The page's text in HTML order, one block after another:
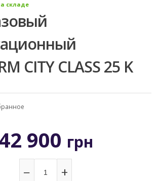
складе
CITY CLASS 25 K
900 грн
− +